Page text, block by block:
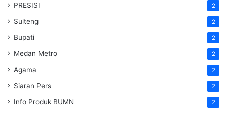
PRESISI 2
Sulteng 2
Bupati 2
Medan Metro 2
Agama 2
Siaran Pers 2
Info Produk BUMN 2